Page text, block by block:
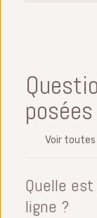
posées
Voir toutes
Quelle
ligne ?